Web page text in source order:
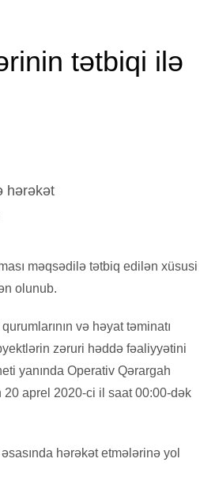
tətbiqi ilə
hərəkət
məqsədilə tətbiq edilən xüsusi
olunub.
və həyat təminatı
zəruri həddə fəaliyyətini
yanında Operativ Qərargah
aprel 2020-ci il saat 00:00-dək
hərəkət etmələrinə yol